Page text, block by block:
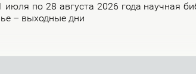
по 28 ав­гу­ста 2026 го­да на­уч­ная
– вы­ход­ные дни